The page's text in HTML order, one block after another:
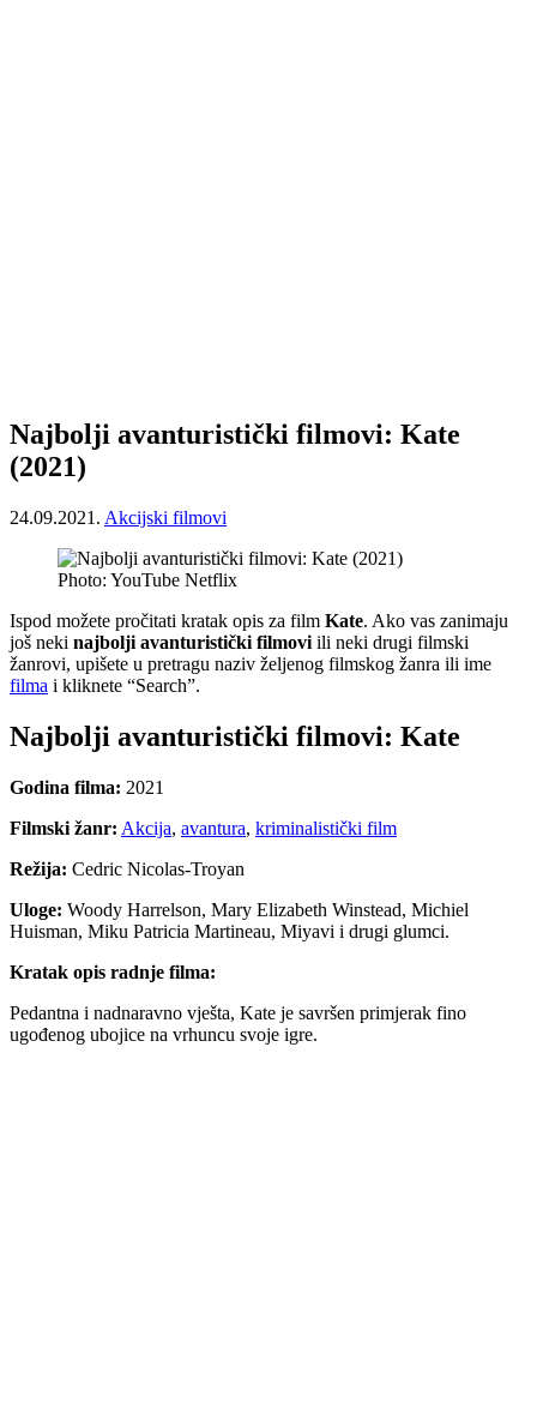
Najbolji avanturistički filmovi: Kate
(2021)
24.09.2021. Akcijski filmovi
Photo: YouTube Netflix
Ispod možete pročitati kratak opis za film Kate. Ako vas zanimaju
još neki najbolji avanturistički filmovi ili neki drugi filmski
žanrovi, upišete u pretragu naziv željenog filmskog žanra ili ime
filma i kliknete “Search”.
Najbolji avanturistički filmovi: Kate
Godina filma: 2021
Filmski žanr: Akcija, avantura, kriminalistički film
Režija: Cedric Nicolas-Troyan
Uloge: Woody Harrelson, Mary Elizabeth Winstead, Michiel
Huisman, Miku Patricia Martineau, Miyavi i drugi glumci.
Kratak opis radnje filma:
Pedantna i nadnaravno vješta, Kate je savršen primjerak fino
ugođenog ubojice na vrhuncu svoje igre.